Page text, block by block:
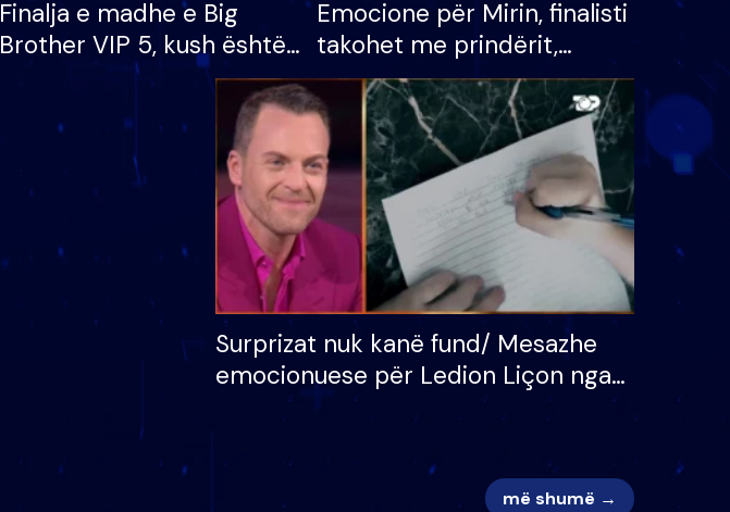
Finalja e madhe e Big
Brother VIP 5, kush është
banori i parë që lë shtëpinë
dhe humb mundësinë për
të fituar çmimin e madh
Emocione për Mirin, finalisti
takohet me prindërit,
vajzën dhe bashkëshorten:
S’kemi ndonjë letër divorci
apo jo?
Surprizat nuk kanë fund/ Mesazhe
emocionuese për Ledion Liçon nga
nëna dhe fëmijët e tij, moderatori
më shumë →